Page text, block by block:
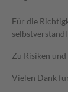
Für die
Zu Risiken
Vielen Dank